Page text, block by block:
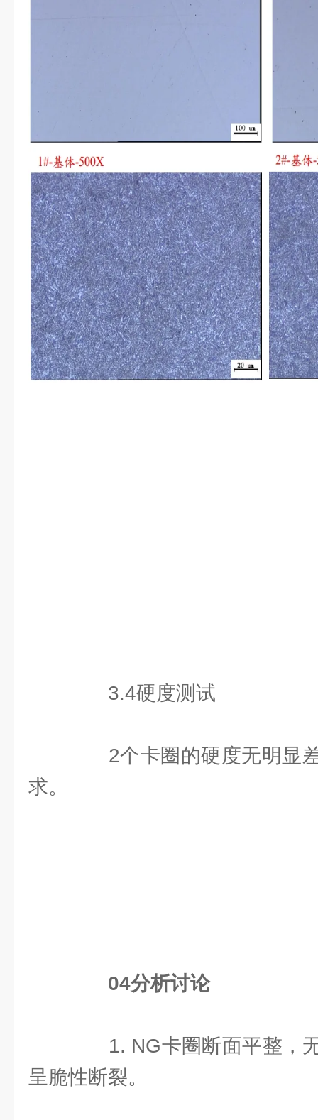
3.4硬度测试
2个卡圈的硬度无明显差
求。
04分析讨论
1. NG卡圈断面平整，无
呈脆性断裂。